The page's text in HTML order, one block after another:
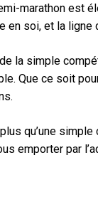
marathon
en soi, et la
la simple
Que ce soit
qu’une
emporter par